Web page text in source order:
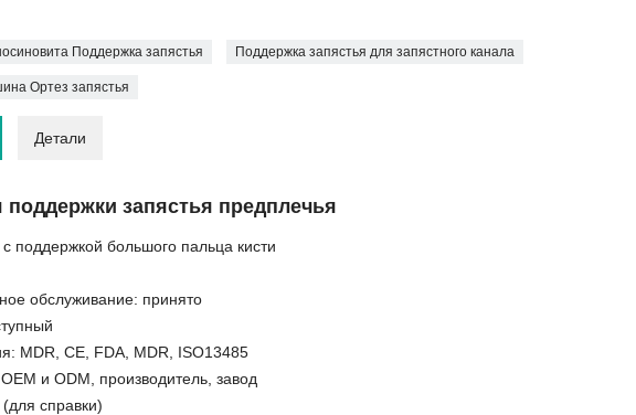
Поддержка запястья Поддержка запястья для запястного канала
Ортез запястья
Детали
поддержки запястья предплечья
с поддержкой большого пальца кисти
обслуживание: принято
MDR, CE, FDA, MDR, ISO13485
и ODM, производитель, завод
справки)